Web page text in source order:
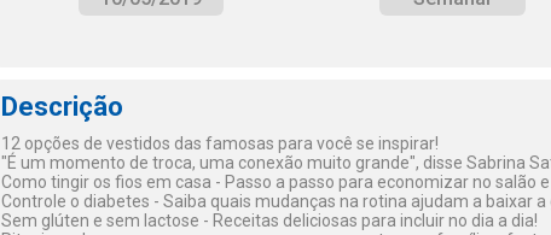
Descrição
12 opções de vestidos das famosas para você se inspirar!
"É um momento de troca, uma conexão muito grande", disse Sabrina
Como tingir os fios em casa - Passo a passo para economizar no salão
Controle o diabetes - Saiba quais mudanças na rotina ajudam a baixar a
Sem glúten e sem lactose - Receitas deliciosas para incluir no dia a dia!